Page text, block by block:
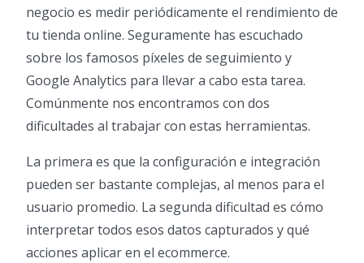
negocio es medir periódicamente el rendimiento de
tu tienda online. Seguramente has escuchado
sobre los famosos píxeles de seguimiento y
Google Analytics para llevar a cabo esta tarea.
Comúnmente nos encontramos con dos
dificultades al trabajar con estas herramientas.
La primera es que la configuración e integración
pueden ser bastante complejas, al menos para el
usuario promedio. La segunda dificultad es cómo
interpretar todos esos datos capturados y qué
acciones aplicar en el ecommerce.